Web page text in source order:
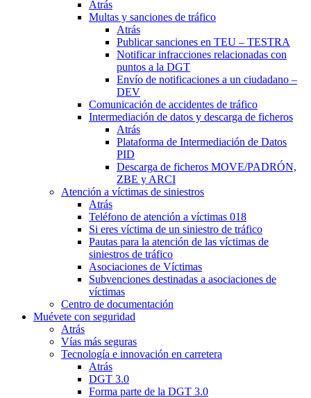
Atrás
Multas y sanciones de tráfico
Atrás
Publicar sanciones en TEU – TESTRA
Notificar infracciones relacionadas con
puntos a la DGT
Envío de notificaciones a un ciudadano –
DEV
Comunicación de accidentes de tráfico
Intermediación de datos y descarga de ficheros
Atrás
Plataforma de Intermediación de Datos
PID
Descarga de ficheros MOVE/PADRÓN,
ZBE y ARCI
Atención a víctimas de siniestros
Atrás
Teléfono de atención a víctimas 018
Si eres víctima de un siniestro de tráfico
Pautas para la atención de las víctimas de
siniestros de tráfico
Asociaciones de Víctimas
Subvenciones destinadas a asociaciones de
víctimas
Centro de documentación
Muévete con seguridad
Atrás
Vías más seguras
Tecnología e innovación en carretera
Atrás
DGT 3.0
Forma parte de la DGT 3.0